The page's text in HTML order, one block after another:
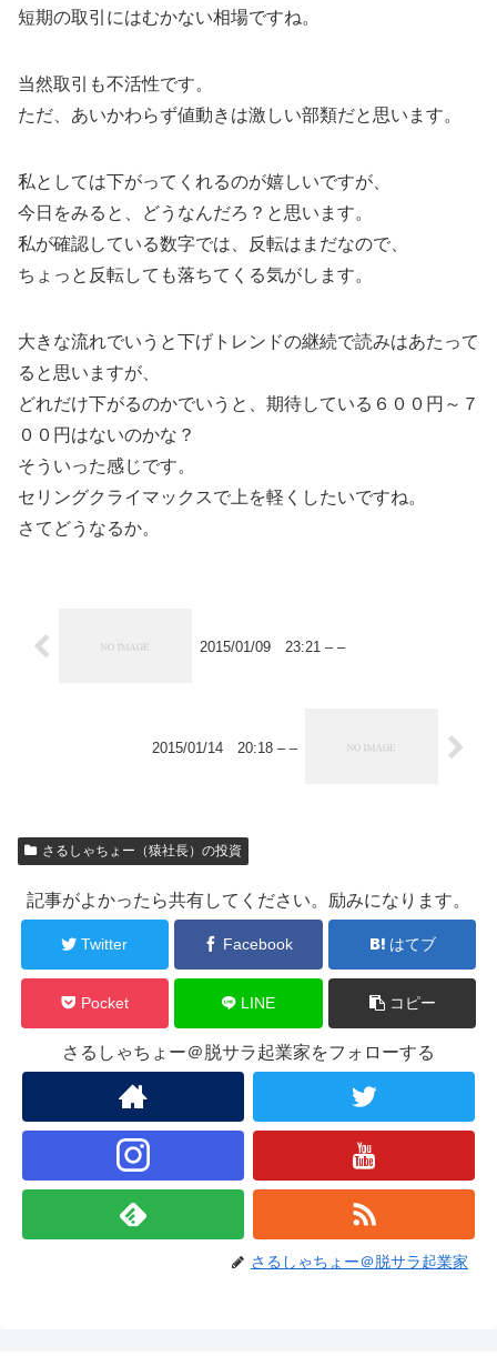
短期の取引にはむかない相場ですね。
当然取引も不活性です。
ただ、あいかわらず値動きは激しい部類だと思います。
私としては下がってくれるのが嬉しいですが、
今日をみると、どうなんだろ？と思います。
私が確認している数字では、反転はまだなので、
ちょっと反転しても落ちてくる気がします。
大きな流れでいうと下げトレンドの継続で読みはあたって
ると思いますが、
どれだけ下がるのかでいうと、期待している６００円～７
００円はないのかな？
そういった感じです。
セリングクライマックスで上を軽くしたいですね。
さてどうなるか。
2015/01/09 23:21 – –
2015/01/14 20:18 – –
さるしゃちょー（猿社長）の投資
記事がよかったら共有してください。励みになります。
Twitter Facebook はてブ
Pocket LINE コピー
さるしゃちょー＠脱サラ起業家をフォローする
さるしゃちょー＠脱サラ起業家